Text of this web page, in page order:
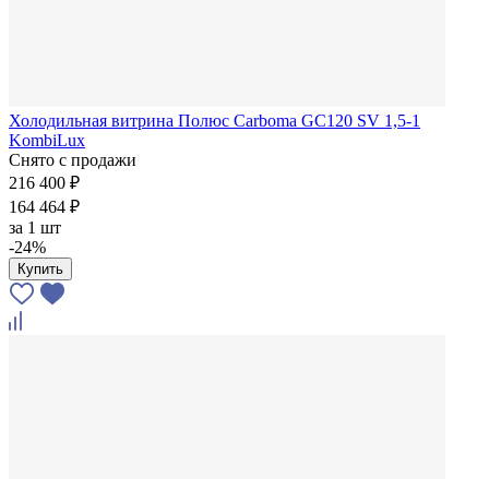
Холодильная витрина Полюс Carboma GC120 SV 1,5-1
KombiLux
Снято с продажи
216 400 ₽
164 464 ₽
за 1 шт
-24%
Купить